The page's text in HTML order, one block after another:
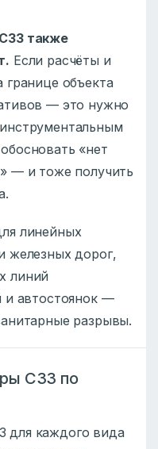
также
Если расчёты и
объекта
— это нужно
«нет
— и тоже получить
линейных
железных дорог,
линий
и автостоянок —
разрывы.
СЗЗ по
для каждого вида